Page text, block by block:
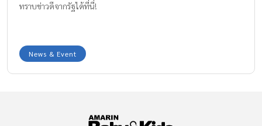
ทราบข่าวดีจากรัฐได้ที่นี่!
News & Event